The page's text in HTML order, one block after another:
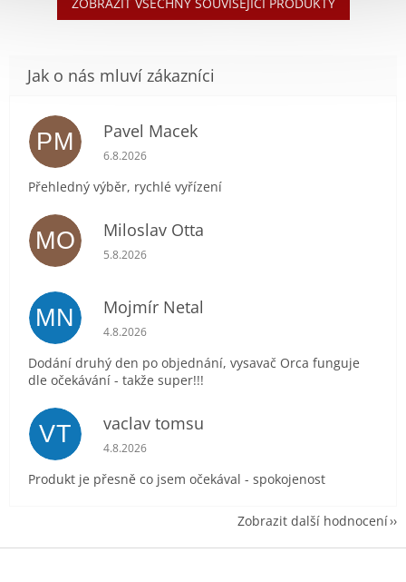
PM Pavel Macek
Hodnocení obchodu je 5 z 5 hvězdiček.
6.8.2026
Přehledný výběr, rychlé vyřízení
MO Miloslav Otta
Hodnocení obchodu je 5 z 5 hvězdiček.
5.8.2026
MN Mojmír Netal
Hodnocení obchodu je 5 z 5 hvězdiček.
4.8.2026
Dodání druhý den po objednání, vysavač Orca funguje
dle očekávání - takže super!!!
VT vaclav tomsu
Hodnocení obchodu je 5 z 5 hvězdiček.
4.8.2026
Produkt je přesně co jsem očekával - spokojenost
Zobrazit další hodnocení
Z